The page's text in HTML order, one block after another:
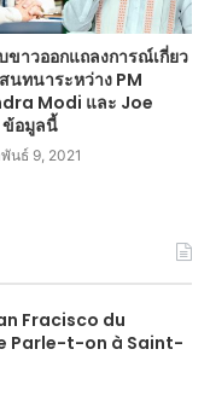
ขาวออกแถลงการณ์เกี่ยว
นทนาระหว่าง PM
Modi และ Joe
อมูลนี้
นธ์ 9, 2021
Fracisco du
Parle-t-on à Saint-